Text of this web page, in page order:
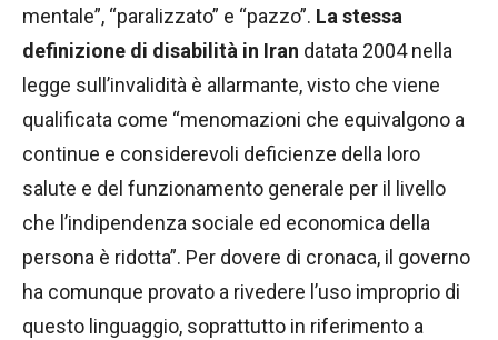
mentale”, “paralizzato” e “pazzo”. La stessa
definizione di disabilità in Iran datata 2004 nella
legge sull’invalidità è allarmante, visto che viene
qualificata come “menomazioni che equivalgono a
continue e considerevoli deficienze della loro
salute e del funzionamento generale per il livello
che l’indipendenza sociale ed economica della
persona è ridotta”. Per dovere di cronaca, il governo
ha comunque provato a rivedere l’uso improprio di
questo linguaggio, soprattutto in riferimento a